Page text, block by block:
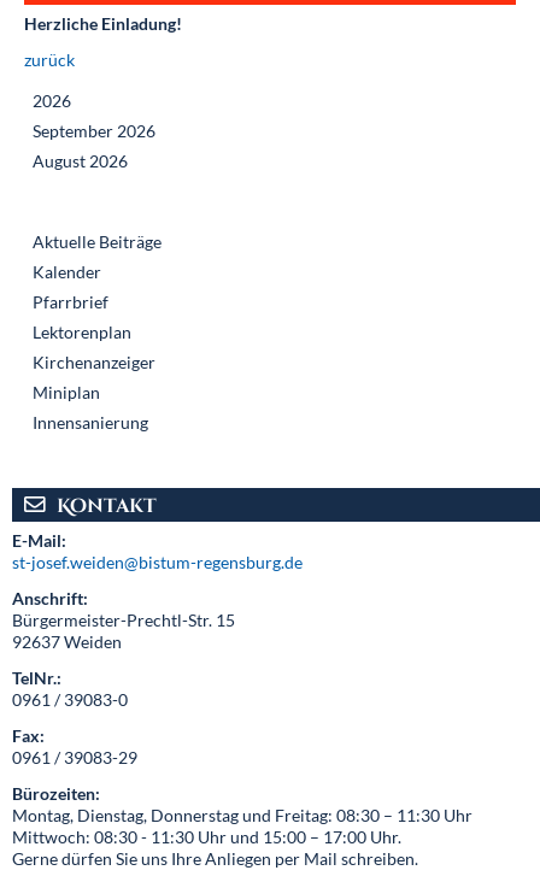
Herzliche Einladung!
zurück
2026
September 2026
August 2026
Navigation
überspringen
Aktuelle Beiträge
Kalender
Pfarrbrief
Lektorenplan
Kirchenanzeiger
Miniplan
Innensanierung
Kontakt
E-Mail:
st-josef.weiden@bistum-regensburg.de
Anschrift:
Bürgermeister-Prechtl-Str. 15
92637 Weiden
TelNr.:
0961 / 39083-0
Fax:
0961 / 39083-29
Bürozeiten:
Montag, Dienstag, Donnerstag und Freitag: 08:30 – 11:30 Uhr
Mittwoch: 08:30 - 11:30 Uhr und 15:00 – 17:00 Uhr.
Gerne dürfen Sie uns Ihre Anliegen per Mail schreiben.